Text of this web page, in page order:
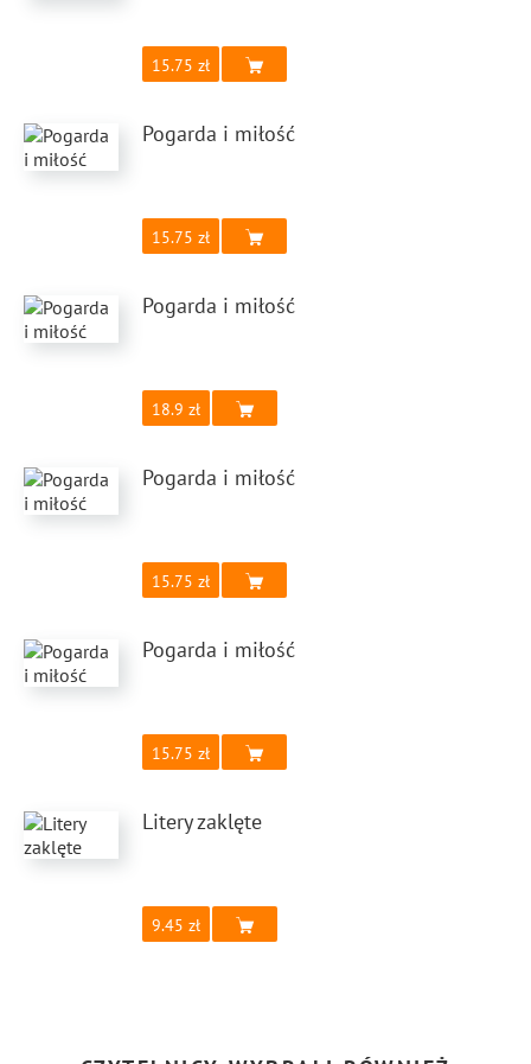
15.75
Pogarda i miłość
15.75
Pogarda i miłość
18.9
Pogarda i miłość
15.75
Pogarda i miłość
15.75
Litery zaklęte
9.45